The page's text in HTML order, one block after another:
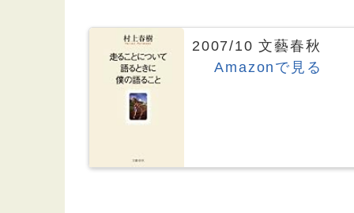
2007/10 文藝春秋
Amazonで見る